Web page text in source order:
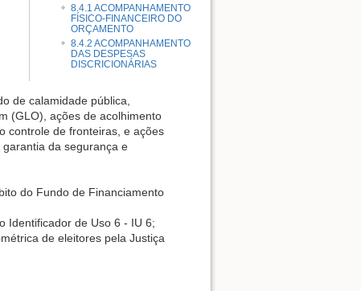
8.4.1 ACOMPANHAMENTO
FÍSICO-FINANCEIRO DO
ORÇAMENTO
8.4.2 ACOMPANHAMENTO
DAS DESPESAS
DISCRICIONÁRIAS
de calamidade pública,
(GLO), ações de acolhimento
controle de fronteiras, e ações
da segurança e
do Fundo de Financiamento
Identificador de Uso 6 - IU 6;
de eleitores pela Justiça